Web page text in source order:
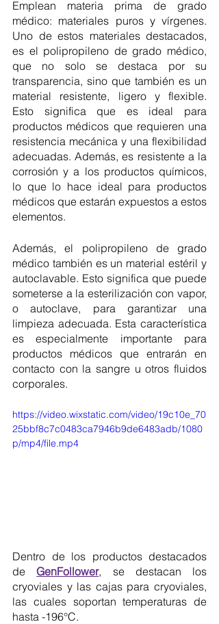
Emplean materia prima de grado
médico: materiales puros y vírgenes.
Uno de estos materiales destacados,
es el polipropileno de grado médico,
que no solo se destaca por su
transparencia, sino que también es un
material resistente, ligero y flexible.
Esto significa que es ideal para
productos médicos que requieren una
resistencia mecánica y una flexibilidad
adecuadas. Además, es resistente a la
corrosión y a los productos químicos,
lo que lo hace ideal para productos
médicos que estarán expuestos a estos
elementos.
Además, el polipropileno de grado
médico también es un material estéril y
autoclavable. Esto significa que puede
someterse a la esterilización con vapor,
o autoclave, para garantizar una
limpieza adecuada. Esta característica
es especialmente importante para
productos médicos que entrarán en
contacto con la sangre u otros fluidos
corporales.
https://video.wixstatic.com/video/19c10e_70
25bbf8c7c0483ca7946b9de6483adb/1080
p/mp4/file.mp4
Dentro de los productos destacados
de GenFollower, se destacan los
cryoviales y las cajas para cryoviales,
las cuales soportan temperaturas de
hasta -196°C.